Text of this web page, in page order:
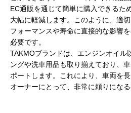
EC通販を通じて簡単に購入できるた
大幅に軽減します。このように、適
フォーマンスや寿命に直接的な影響
必要です。
TAKMOブランドは、エンジンオイル
ングや洗車用品も取り揃えており、
ポートします。これにより、車両を
オーナーにとって、非常に頼りにな